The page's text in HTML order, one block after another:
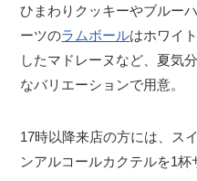
ひまわりクッキーやブルー
ーツのラムボールはホワイ
したマドレーヌなど、夏気
なバリエーションで用意。
17時以降来店の方には、ス
ンアルコールカクテルを1杯